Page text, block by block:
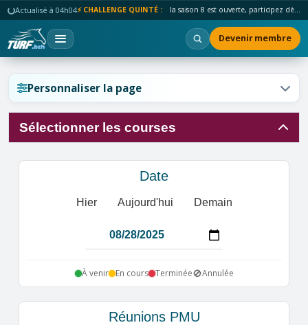
Actualisé à 04h04⚡ CHALLENGE QUINTÉ : la saison 8 est ouverte, participez dès maintenant !
Devenir membre
Personnaliser la page
Sélectionner les courses
Date
Hier Aujourd'hui Demain
À venir En cours Terminée🚫Annulée
Réunions PMU
Réinitialiser l'affichage ?
Réinitialiser